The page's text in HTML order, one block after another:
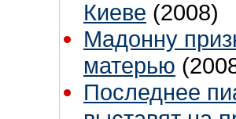
Киеве (2008)
Мадонну
матерью
Последнее